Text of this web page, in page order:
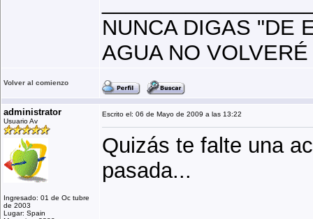
NUNCA DIGAS "DE
AGUA NO
Volver al comienzo
administrator
Usuario Av
Ingresado: 01 de Oc tubre
de 2003
Lugar: Spain
Escrito el: 06 de Mayo de 2009 a las 13:22
Quizás te falte una
pasada...